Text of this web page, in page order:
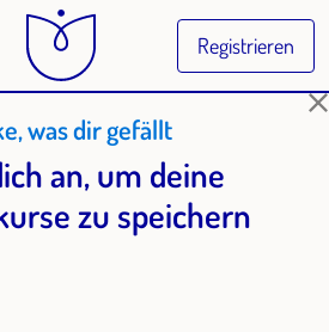
Registrieren
was dir gefällt
an, um deine
zu speichern